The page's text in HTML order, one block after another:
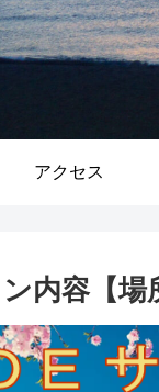
アクセス
内容【場